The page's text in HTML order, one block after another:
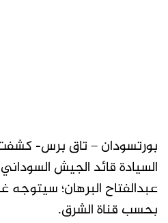
بورتسودان – تاق برس-
السيادة قائد الجيش
عبدالفتاح البرهان؛ سيتوجه
بحسب قناة الشرق.